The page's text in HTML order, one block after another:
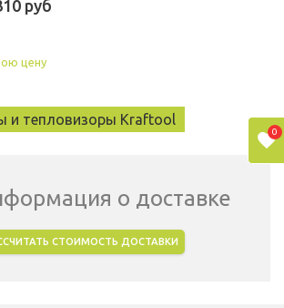
руб
цену
и тепловизоры Kraftool
о доставке
СТОИМОСТЬ ДОСТАВКИ
0